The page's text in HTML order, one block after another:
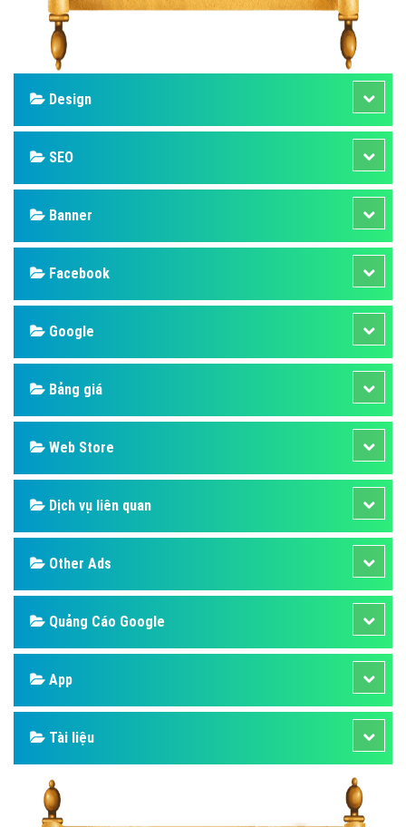
Design
SEO
Banner
Facebook
Google
Bảng giá
Web Store
Dịch vụ liên quan
Other Ads
Quảng Cáo Google
App
Tài liệu